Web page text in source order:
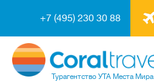
+7 (495) 230 30 88
Турагентство УТА Места Мира